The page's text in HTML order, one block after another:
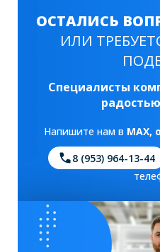
ОСТАЛИСЬ
ИЛИ
Специалисты
Напишите нам в MAX,
8 (953) 964-13-44